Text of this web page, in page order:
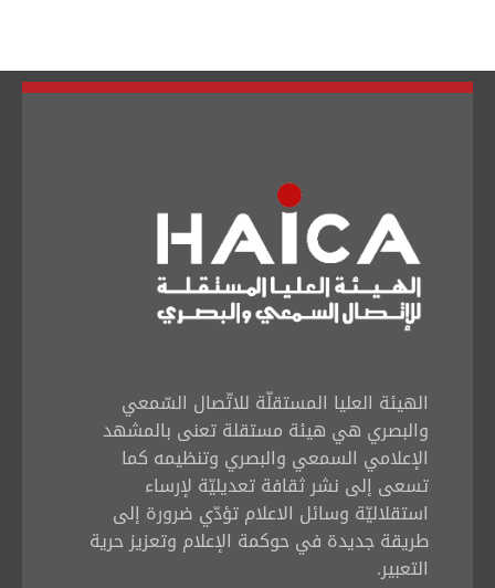
الهيئة العليا المستقلّة للاتّصال السّمعي
والبصري هي هيئة مستقلة تعنى بالمشهد
الإعلامي السمعي والبصري وتنظيمه كما
تسعى إلى نشر ثقافة تعديليّة لإرساء
استقلاليّة وسائل الاعلام تؤدّي ضرورة إلى
طريقة جديدة في حوكمة الإعلام وتعزيز حرية
التعبير.